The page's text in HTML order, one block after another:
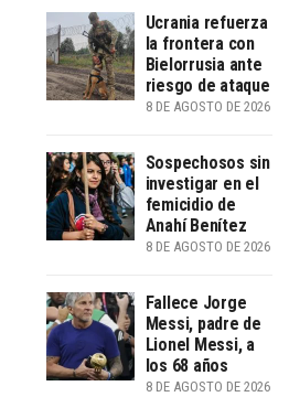
Ucrania refuerza
la frontera con
Bielorrusia ante
riesgo de ataque
8 DE AGOSTO DE 2026
Sospechosos sin
investigar en el
femicidio de
Anahí Benítez
8 DE AGOSTO DE 2026
Fallece Jorge
Messi, padre de
Lionel Messi, a
los 68 años
8 DE AGOSTO DE 2026